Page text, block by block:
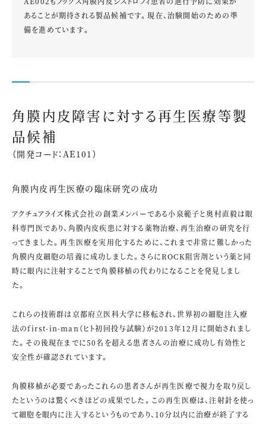
あることが期待される製品候補です。現在、治験開始のための準
備を進めています。
角膜内皮障害に対する再生医療等製
品候補
（開発コード：AE101）
角膜内皮再生医療の臨床研究の成功
アクチュアライズ株式会社の創業メンバーである小泉範子と奥村直毅は眼
科専門医であり、角膜内皮疾患に対する薬物治療、再生治療の研究を行
ってきました。再生医療を実用化するために、これまで非常に難しかった
角膜内皮細胞の培養に成功しました。さらにROCK阻害剤という薬と同
時に眼内に注射することで角膜移植の代わりになることを発見しまし
た。
これらの技術群は京都府立医科大学に移転され、世界初の細胞注入療
法のfirst-in-man（ヒト初回投与試験）が2013年12月に開始されまし
た。その後現在までに50名を超える患者さんの治療に成功し有効性と
安全性が確認されています。
角膜移植が必要であったこれらの患者さんが再生医療で視力を取り戻し
たというのは驚くべきほどの成果でした。この再生医療は、注射針を使っ
て細胞を眼内に注入するというものであり、10分以内に治療が終了する